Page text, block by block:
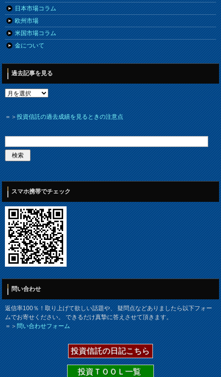
日本市場コラム
欧州市場
米国市場コラム
金について
過去記事を見る
＝＞投資信託の過去成績を見るときの注意点
スマホ携帯でチェック
問い合わせ
返信率100％！取り上げて欲しい話題や、 疑問点などありましたら以下フォー
ムでお寄せください。 できるだけ真摯に答えさせて頂きます。
＝＞問い合わせフォーム
投資信託の日記こちら
投資ＴＯＯＬ一覧